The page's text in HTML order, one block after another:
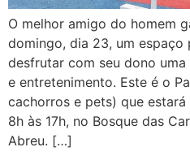
O melhor amigo do homem
domingo, dia 23, um
desfrutar com seu dono
e entretenimento. Este é o
cachorros e pets) que
8h às 17h, no Bosque das
Abreu. […]